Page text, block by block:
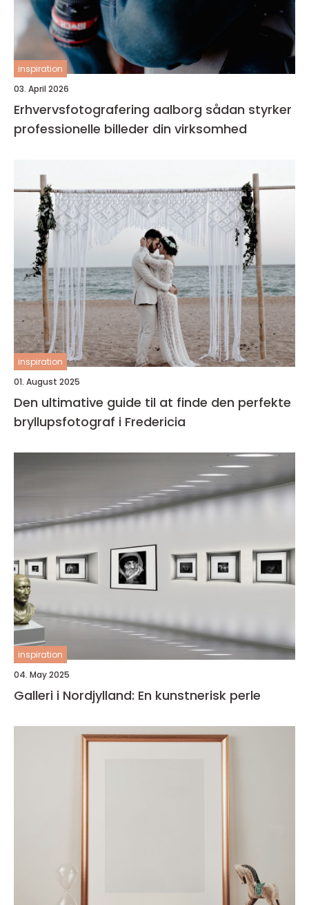
inspiration
03. April 2026
Erhvervsfotografering aalborg sådan styrker
professionelle billeder din virksomhed
inspiration
01. August 2025
Den ultimative guide til at finde den perfekte
bryllupsfotograf i Fredericia
inspiration
04. May 2025
Galleri i Nordjylland: En kunstnerisk perle